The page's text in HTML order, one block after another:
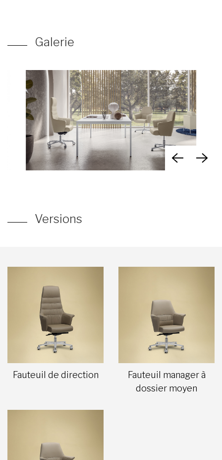
Galerie
Versions
Fauteuil de direction
Fauteuil manager à
dossier moyen